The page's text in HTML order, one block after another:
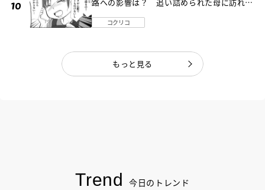
路への影響は？ 追い詰められた母に訪れた
コクリコ
もっと見る
Trend 今日のトレンド